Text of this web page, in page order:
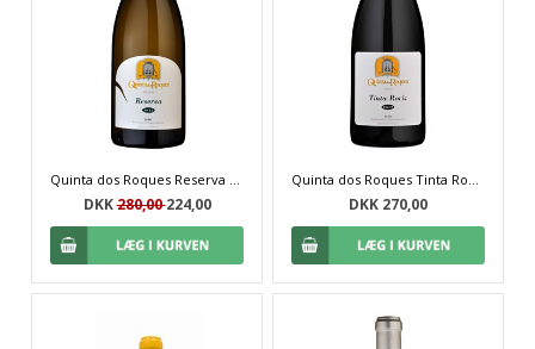
Quinta dos Roques Reserva Branco 2015
DKK280,00224,00
Quinta dos Roques Tinta Roriz 2017
DKK 270,00